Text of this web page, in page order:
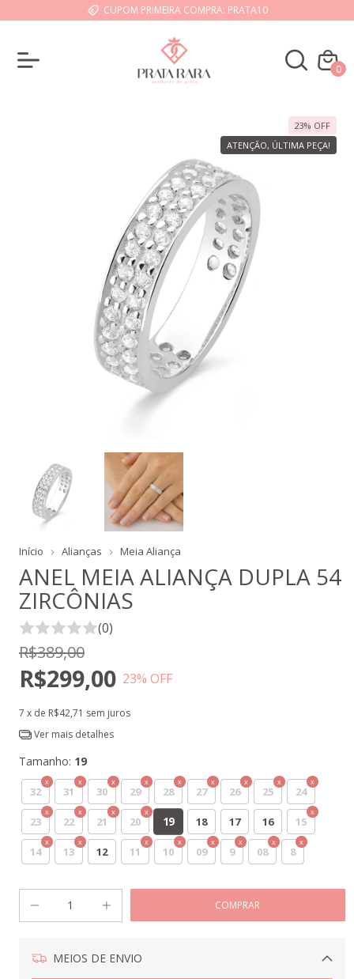
CUPOM PRIMEIRA COMPRA: PRATA10
0
23% OFF
ATENÇÃO, ÚLTIMA PEÇA!
Início Alianças Meia Aliança
ANEL MEIA ALIANÇA DUPLA 54
ZIRCÔNIAS
(0)
R$389,00
R$299,00 23% OFF
7 x de R$42,71 sem juros
Ver mais detalhes
Tamanho: 19
32 31 30 29 28 27 26 25 24
23 22 21 20 19 18 17 16 15
14 13 12 11 10 09 9 08 8
MEIOS DE ENVIO